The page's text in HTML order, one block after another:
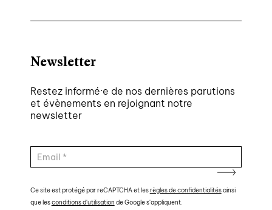
Newsletter
Restez informé·e de nos dernières parutions
et évènements en rejoignant notre
newsletter
Ce site est protégé par reCAPTCHA et lesrègles de confidentialitésainsi
que lesconditions d'utilisation de Google s'appliquent.